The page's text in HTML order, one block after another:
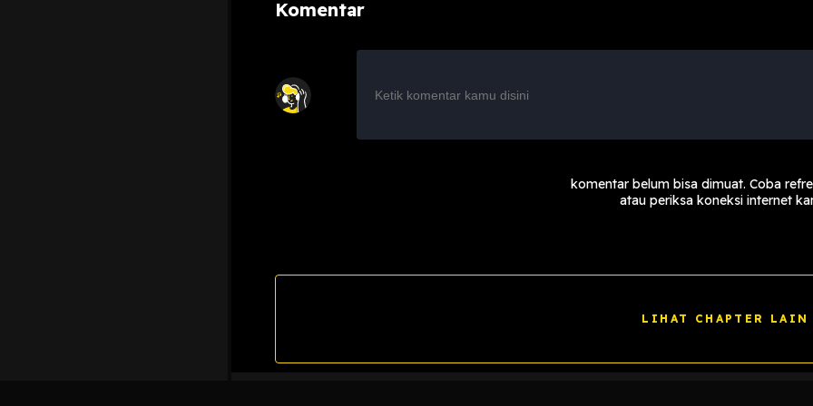
Komentar
komentar belum bisa dimuat. Coba
atau periksa koneksi internet
LIHAT CHAPTER LAIN